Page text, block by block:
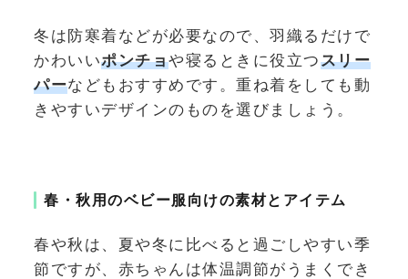
冬は防寒着などが必要なので、羽織るだけで
かわいいポンチョや寝るときに役立つスリー
パーなどもおすすめです。重ね着をしても動
きやすいデザインのものを選びましょう。
春・秋用のベビー服向けの素材とアイテム
春や秋は、夏や冬に比べると過ごしやすい季
節ですが、赤ちゃんは体温調節がうまくでき